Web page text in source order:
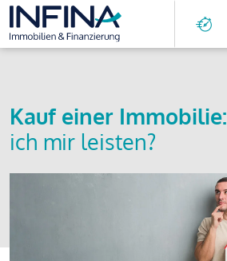
Kauf einer Immobilie:
ich mir leisten?